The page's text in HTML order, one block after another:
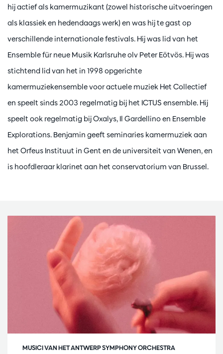
hij actief als kamermuzikant (zowel historische uitvoeringen
als klassiek en hedendaags werk) en was hij te gast op
verschillende internationale festivals. Hij was lid van het
Ensemble für neue Musik Karlsruhe olv Peter Eötvös. Hij was
stichtend lid van het in 1998 opgerichte
kamermuziekensemble voor actuele muziek Het Collectief
en speelt sinds 2003 regelmatig bij het ICTUS ensemble. Hij
speelt ook regelmatig bij Oxalys, Il Gardellino en Ensemble
Explorations. Benjamin geeft seminaries kamermuziek aan
het Orfeus Instituut in Gent en de universiteit van Wenen, en
is hoofdleraar klarinet aan het conservatorium van Brussel.
MUSICI VAN HET ANTWERP SYMPHONY ORCHESTRA